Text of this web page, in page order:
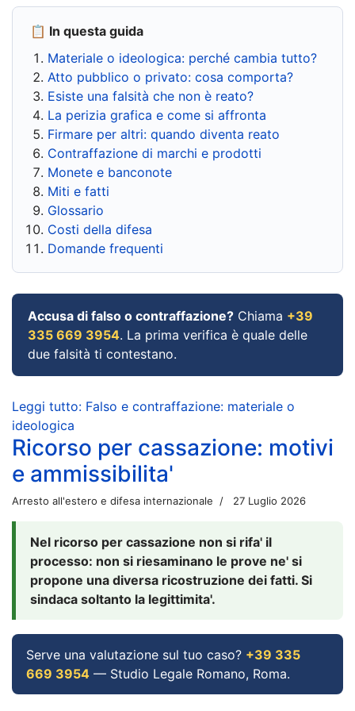
📋 In questa guida
Materiale o ideologica: perché cambia tutto?
Atto pubblico o privato: cosa comporta?
Esiste una falsità che non è reato?
La perizia grafica e come si affronta
Firmare per altri: quando diventa reato
Contraffazione di marchi e prodotti
Monete e banconote
Miti e fatti
Glossario
Costi della difesa
Domande frequenti
Accusa di falso o contraffazione? Chiama +39
335 669 3954. La prima verifica è quale delle
due falsità ti contestano.
Leggi tutto: Falso e contraffazione: materiale o
ideologica
Ricorso per cassazione: motivi
e ammissibilita'
Arresto all'estero e difesa internazionale 27 Luglio 2026
Nel ricorso per cassazione non si rifa' il
processo: non si riesaminano le prove ne' si
propone una diversa ricostruzione dei fatti. Si
sindaca soltanto la legittimita'.
Serve una valutazione sul tuo caso? +39 335
669 3954 — Studio Legale Romano, Roma.